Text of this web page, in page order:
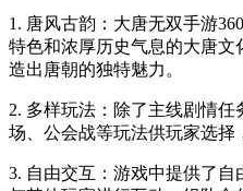
1. 唐风古韵：大唐无双手游
特色和浓厚历史气息的大唐
造出唐朝的独特魅力。
2. 多样玩法：除了主线剧情
场、公会战等玩法供玩家选择
3. 自由交互：游戏中提供了